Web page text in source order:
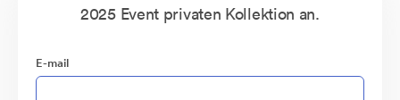
2025 Event privaten Kollektion an.
E-mail